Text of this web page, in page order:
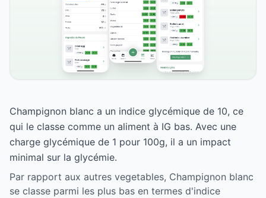
Champignon blanc a un indice glycémique de 10, ce
qui le classe comme un aliment à IG bas. Avec une
charge glycémique de 1 pour 100g, il a un impact
minimal sur la glycémie.
Par rapport aux autres vegetables, Champignon blanc
se classe parmi les plus bas en termes d'indice